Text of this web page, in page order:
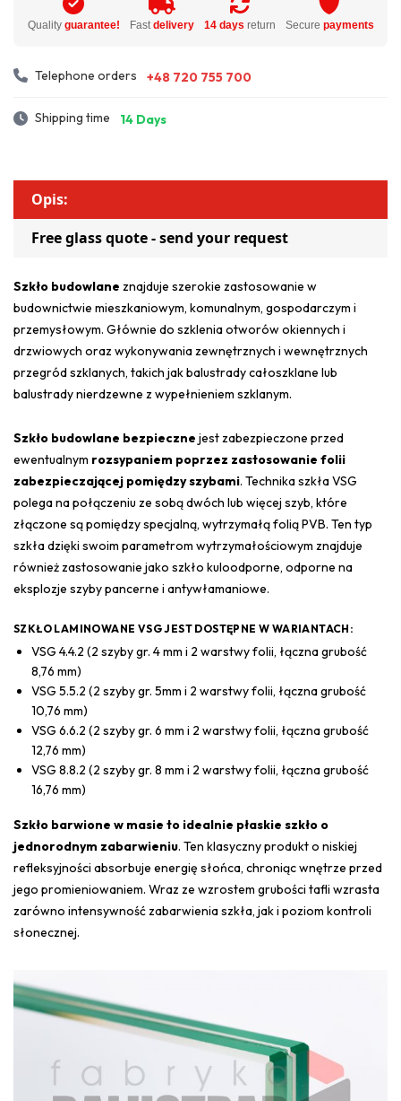
Quality guarantee! Fast delivery 14 days return Secure payments
Telephone orders +48 720 755 700
Shipping time 14 Days
Opis:
Free glass quote - send your request
Szkło budowlane znajduje szerokie zastosowanie w
budownictwie mieszkaniowym, komunalnym, gospodarczym i
przemysłowym. Głównie do szklenia otworów okiennych i
drzwiowych oraz wykonywania zewnętrznych i wewnętrznych
przegród szklanych, takich jak balustrady całoszklane lub
balustrady nierdzewne z wypełnieniem szklanym.
Szkło budowlane bezpieczne jest zabezpieczone przed
ewentualnym rozsypaniem poprzez zastosowanie folii
zabezpieczającej pomiędzy szybami. Technika szkła VSG
polega na połączeniu ze sobą dwóch lub więcej szyb, które
złączone są pomiędzy specjalną, wytrzymałą folią PVB. Ten typ
szkła dzięki swoim parametrom wytrzymałościowym znajduje
również zastosowanie jako szkło kuloodporne, odporne na
eksplozje szyby pancerne i antywłamaniowe.
SZKŁO LAMINOWANE VSG JEST DOSTĘPNE W WARIANTACH:
VSG 4.4.2 (2 szyby gr. 4 mm i 2 warstwy folii, łączna grubość
8,76 mm)
VSG 5.5.2 (2 szyby gr. 5mm i 2 warstwy folii, łączna grubość
10,76 mm)
VSG 6.6.2 (2 szyby gr. 6 mm i 2 warstwy folii, łączna grubość
12,76 mm)
VSG 8.8.2 (2 szyby gr. 8 mm i 2 warstwy folii, łączna grubość
16,76 mm)
Szkło barwione w masie to idealnie płaskie szkło o
jednorodnym zabarwieniu. Ten klasyczny produkt o niskiej
refleksyjności absorbuje energię słońca, chroniąc wnętrze przed
jego promieniowaniem. Wraz ze wzrostem grubości tafli wzrasta
zarówno intensywność zabarwienia szkła, jak i poziom kontroli
słonecznej.